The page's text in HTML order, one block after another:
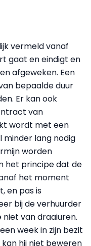
vermeld vanaf
gaat en eindigt en
afgeweken. Een
bepaalde duur
Er kan ook
van
wordt met een
minder lang nodig
worden
het principe dat de
het moment
en pas is
bij de verhuurder
van draaiuren.
week in zijn bezit
hij niet beweren